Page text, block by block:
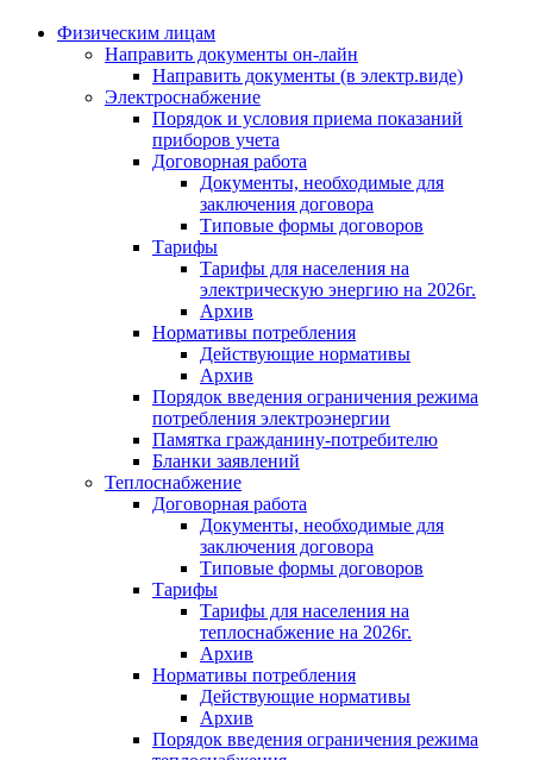
Физическим лицам
Направить документы он-лайн
Направить документы (в электр.виде)
Электроснабжение
Порядок и условия приема показаний
приборов учета
Договорная работа
Документы, необходимые для
заключения договора
Типовые формы договоров
Тарифы
Тарифы для населения на
электрическую энергию на 2026г.
Архив
Нормативы потребления
Действующие нормативы
Архив
Порядок введения ограничения режима
потребления электроэнергии
Памятка гражданину-потребителю
Бланки заявлений
Теплоснабжение
Договорная работа
Документы, необходимые для
заключения договора
Типовые формы договоров
Тарифы
Тарифы для населения на
теплоснабжение на 2026г.
Архив
Нормативы потребления
Действующие нормативы
Архив
Порядок введения ограничения режима